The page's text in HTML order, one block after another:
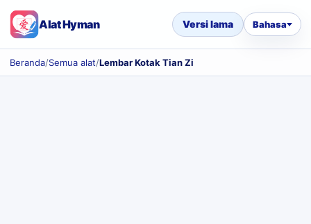
Alat Hyman Versi lama Bahasa
Beranda/Semua alat/Lembar Kotak Tian Zi